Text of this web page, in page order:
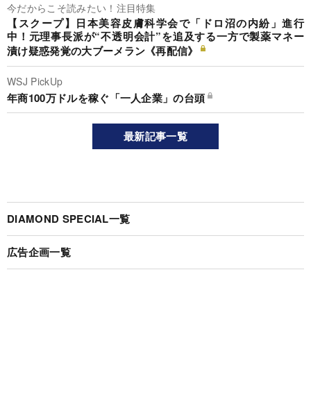
今だからこそ読みたい！注目特集
【スクープ】日本美容皮膚科学会で「ドロ沼の内紛」進行
中！元理事長派が“不透明会計”を追及する一方で製薬マネー
漬け疑惑発覚の大ブーメラン《再配信》
WSJ PickUp
年商100万ドルを稼ぐ「一人企業」の台頭
最新記事一覧
DIAMOND SPECIAL一覧
広告企画一覧